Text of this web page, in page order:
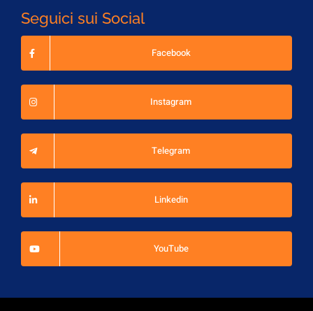
Seguici sui Social
Facebook
Instagram
Telegram
Linkedin
YouTube